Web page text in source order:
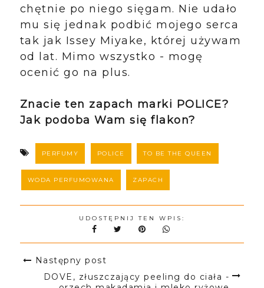
chętnie po niego sięgam. Nie udało
mu się jednak podbić mojego serca
tak jak Issey Miyake, której używam
od lat. Mimo wszystko - mogę
ocenić go na plus.
Znacie ten zapach marki POLICE?
Jak podoba Wam się flakon?
PERFUMY POLICE TO BE THE QUEEN
WODA PERFUMOWANA ZAPACH
UDOSTĘPNIJ TEN WPIS:
Następny post
DOVE, złuszczający peeling do ciała -